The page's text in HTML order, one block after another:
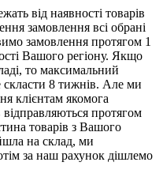
від наявності товарів
замовлення всі обрані
замовлення протягом 1
Вашого регіону. Якщо
то максимальний
скласти 8 тижнів. Але ми
клієнтам якомога
протягом
товарів з Вашого
на склад, ми
за наш рахунок дішлемо